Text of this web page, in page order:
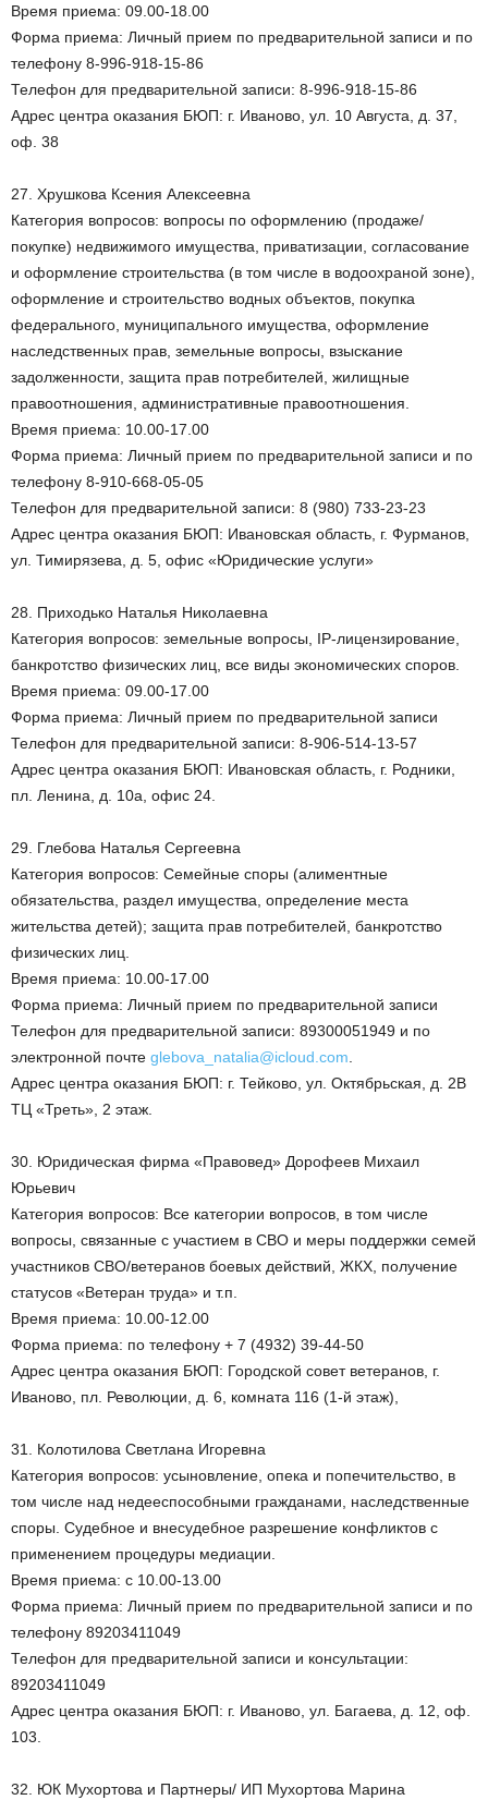
Время приема: 09.00-18.00
Форма приема: Личный прием по предварительной записи и по
телефону 8-996-918-15-86
Телефон для предварительной записи: 8-996-918-15-86
Адрес центра оказания БЮП: г. Иваново, ул. 10 Августа, д. 37,
оф. 38
27. Хрушкова Ксения Алексеевна
Категория вопросов: вопросы по оформлению (продаже/
покупке) недвижимого имущества, приватизации, согласование
и оформление строительства (в том числе в водоохраной зоне),
оформление и строительство водных объектов, покупка
федерального, муниципального имущества, оформление
наследственных прав, земельные вопросы, взыскание
задолженности, защита прав потребителей, жилищные
правоотношения, административные правоотношения.
Время приема: 10.00-17.00
Форма приема: Личный прием по предварительной записи и по
телефону 8-910-668-05-05
Телефон для предварительной записи: 8 (980) 733-23-23
Адрес центра оказания БЮП: Ивановская область, г. Фурманов,
ул. Тимирязева, д. 5, офис «Юридические услуги»
28. Приходько Наталья Николаевна
Категория вопросов: земельные вопросы, IP-лицензирование,
банкротство физических лиц, все виды экономических споров.
Время приема: 09.00-17.00
Форма приема: Личный прием по предварительной записи
Телефон для предварительной записи: 8-906-514-13-57
Адрес центра оказания БЮП: Ивановская область, г. Родники,
пл. Ленина, д. 10а, офис 24.
29. Глебова Наталья Сергеевна
Категория вопросов: Семейные споры (алиментные
обязательства, раздел имущества, определение места
жительства детей); защита прав потребителей, банкротство
физических лиц.
Время приема: 10.00-17.00
Форма приема: Личный прием по предварительной записи
Телефон для предварительной записи: 89300051949 и по
электронной почте glebova_natalia@icloud.com
Адрес центра оказания БЮП: г. Тейково, ул. Октябрьская, д. 2В
ТЦ «Треть», 2 этаж.
30. Юридическая фирма «Правовед» Дорофеев Михаил
Юрьевич
Категория вопросов: Все категории вопросов, в том числе
вопросы, связанные с участием в СВО и меры поддержки семей
участников СВО/ветеранов боевых действий, ЖКХ, получение
статусов «Ветеран труда» и т.п.
Время приема: 10.00-12.00
Форма приема: по телефону + 7 (4932) 39-44-50
Адрес центра оказания БЮП: Городской совет ветеранов, г.
Иваново, пл. Революции, д. 6, комната 116 (1-й этаж),
31. Колотилова Светлана Игоревна
Категория вопросов: усыновление, опека и попечительство, в
том числе над недееспособными гражданами, наследственные
споры. Судебное и внесудебное разрешение конфликтов с
применением процедуры медиации.
Время приема: с 10.00-13.00
Форма приема: Личный прием по предварительной записи и по
телефону 89203411049
Телефон для предварительной записи и консультации:
89203411049
Адрес центра оказания БЮП: г. Иваново, ул. Багаева, д. 12, оф.
103.
32. ЮК Мухортова и Партнеры/ ИП Мухортова Марина